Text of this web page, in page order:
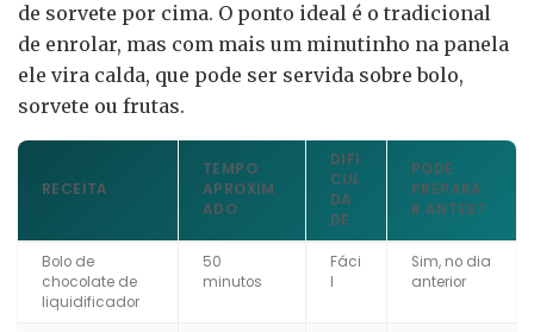
de sorvete por cima. O ponto ideal é o tradicional
de enrolar, mas com mais um minutinho na panela
ele vira calda, que pode ser servida sobre bolo,
sorvete ou frutas.
RECEITA
TEMPO
APROXIM
ADO
DIFI
CUL
DA
DE
PODE
PREPARA
R ANTES?
Bolo de
chocolate de
liquidificador
50
minutos
Fáci
l
Sim, no dia
anterior